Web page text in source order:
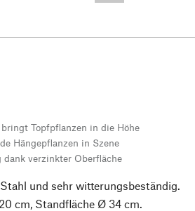
Topfpflanzen in die Höhe
Hängepflanzen in Szene
verzinkter Oberfläche
und sehr witterungsbeständig.
cm, Standfläche Ø 34 cm.